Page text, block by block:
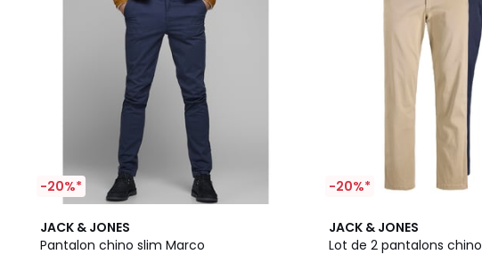
-20%*
JACK & JONES
Pantalon chino slim Marco
4,7
/ 5
10
Couleurs
-20%*
JACK & JONES
Lot de 2 pantalons chino
5
/
4
Couleurs